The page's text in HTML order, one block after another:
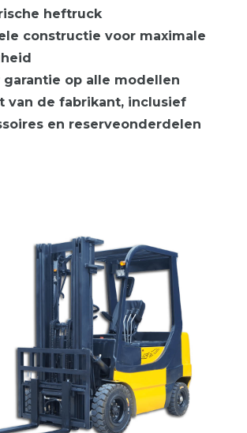
heftruck
constructie voor maximale
garantie op alle modellen
van de fabrikant, inclusief
en reserveonderdelen